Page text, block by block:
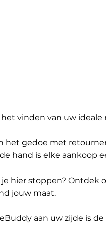
vinden van uw ideale
het gedoe met
hand is elke aankoop
je hier stoppen?
jouw maat.
aan uw zijde is